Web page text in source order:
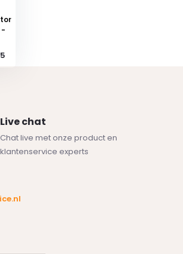
-
Live chat
Chat live met onze product en
klantenservice experts